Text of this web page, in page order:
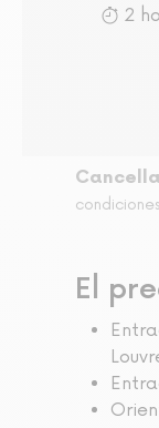
2
El